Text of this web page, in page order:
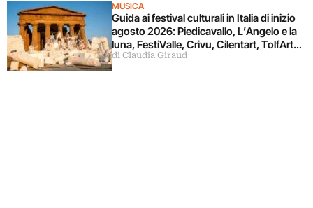
MUSICA
Guida ai festival culturali in Italia di inizio
agosto 2026: Piedicavallo, L’Angelo e la
luna, FestiValle, Crivu, Cilentart, TolfArte,
Pietrasanta è Ceramica
di Claudia Giraud